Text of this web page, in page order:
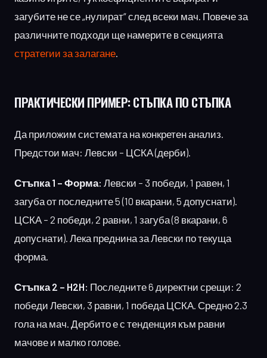
загубите не се „нулират“ след всеки мач. Повече за
различните подходи ще намерите в секцията
стратегии за залагане.
ПРАКТИЧЕСКИ ПРИМЕР:СТЪПКА ПО СТЪПКА
Да приложим системата на конкретен анализ.
Предстои мач: Левски – ЦСКА (дерби).
Стъпка 1 – Форма: Левски – 3 победи, 1 равен, 1
загуба от последните 5 (10 вкарани, 5 допуснати).
ЦСКА – 2 победи, 2 равни, 1 загуба (8 вкарани, 6
допуснати). Лека преднина за Левски по текуща
форма.
Стъпка 2 – H2H: Последните 6 директни срещи: 2
победи Левски, 3 равни, 1 победа ЦСКА. Средно 2.3
гола на мач. Дербито е с тенденция към равни
мачове и малко голове.